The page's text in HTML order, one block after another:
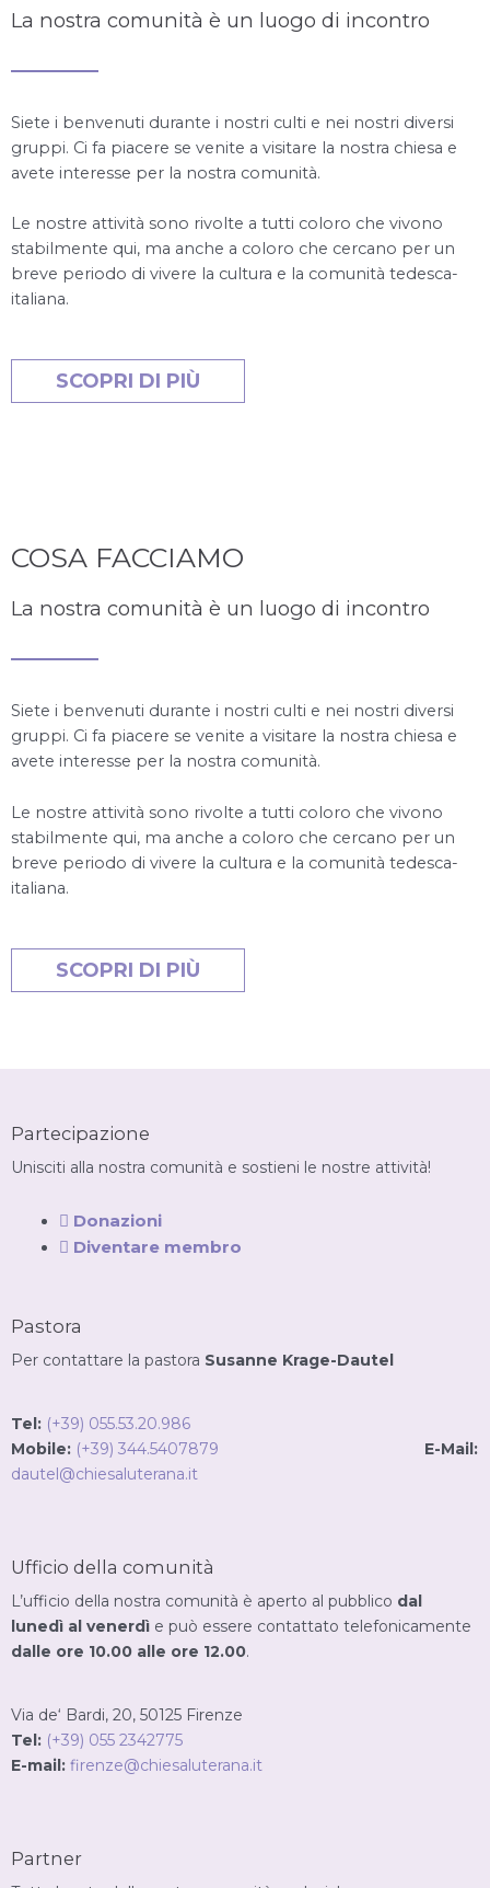
La nostra comunità è un luogo di incontro
Siete i benvenuti durante i nostri culti e nei nostri diversi
gruppi. Ci fa piacere se venite a visitare la nostra chiesa e
avete interesse per la nostra comunità.
Le nostre attività sono rivolte a tutti coloro che vivono
stabilmente qui, ma anche a coloro che cercano per un
breve periodo di vivere la cultura e la comunità tedesca-
italiana.
SCOPRI DI PIÙ
COSA FACCIAMO
La nostra comunità è un luogo di incontro
Siete i benvenuti durante i nostri culti e nei nostri diversi
gruppi. Ci fa piacere se venite a visitare la nostra chiesa e
avete interesse per la nostra comunità.
Le nostre attività sono rivolte a tutti coloro che vivono
stabilmente qui, ma anche a coloro che cercano per un
breve periodo di vivere la cultura e la comunità tedesca-
italiana.
SCOPRI DI PIÙ
Partecipazione
Unisciti alla nostra comunità e sostieni le nostre attività!
Donazioni
Diventare membro
Pastora
Per contattare la pastora Susanne Krage-Dautel
Tel: (+39) 055.53.20.986
Mobile: (+39) 344.5407879 E-Mail:
dautel@chiesaluterana.it
Ufficio della comunità
L’ufficio della nostra comunità è aperto al pubblico dal
lunedì al venerdì e può essere contattato telefonicamente
dalle ore 10.00 alle ore 12.00.
Via de‘ Bardi, 20, 50125 Firenze
Tel: (+39) 055 2342775
E-mail: firenze@chiesaluterana.it
Partner